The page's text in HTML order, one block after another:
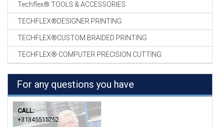
Techflex® TOOLS & ACCESSORIES
TECHFLEX®DESIGNER PRINTING
TECHFLEX®CUSTOM BRAIDED PRINTING
TECHFLEX® COMPUTER PRECISION CUTTING
For any questions you have
CALL:
+31345515262